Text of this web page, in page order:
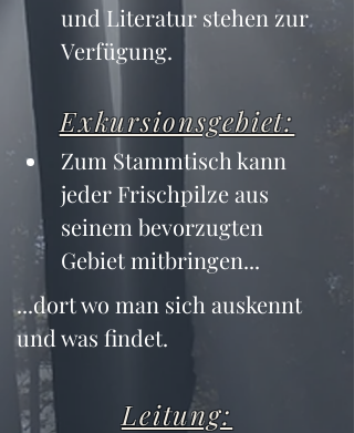
und Literatur stehen zur
Verfügung.
Exkursionsgebiet:
Zum Stammtisch kann
jeder Frischpilze aus
seinem bevorzugten
Gebiet mitbringen...
...dort wo man sich auskennt
und was findet.
Leitung: